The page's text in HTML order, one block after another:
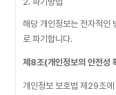
해당 개인정보는 전자적인
로 파기합니다.
제8조(개인정보의 안전성
개인정보 보호법 제29조